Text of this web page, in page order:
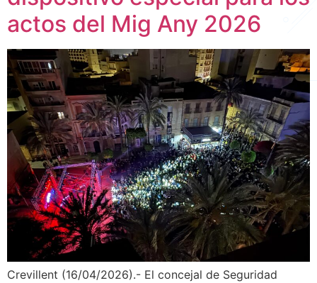
actos del Mig Any 2026
Crevillent (16/04/2026).- El concejal de Seguridad